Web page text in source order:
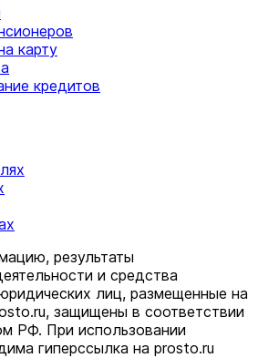
карту
кредитов
результаты
и средства
лиц, размещенные на
защищены в соответствии
РФ. При использовании
гиперссылка на prosto.ru